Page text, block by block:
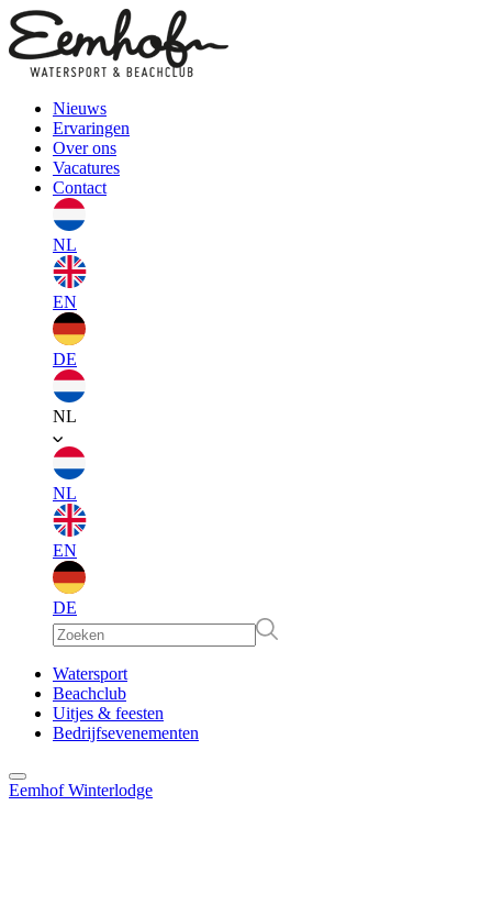
Nieuws
Ervaringen
Over ons
Vacatures
Contact
NL
EN
DE
NL
NL
EN
DE
EN
DE
Watersport
Beachclub
Uitjes & feesten
Bedrijfsevenementen
Eemhof Winterlodge